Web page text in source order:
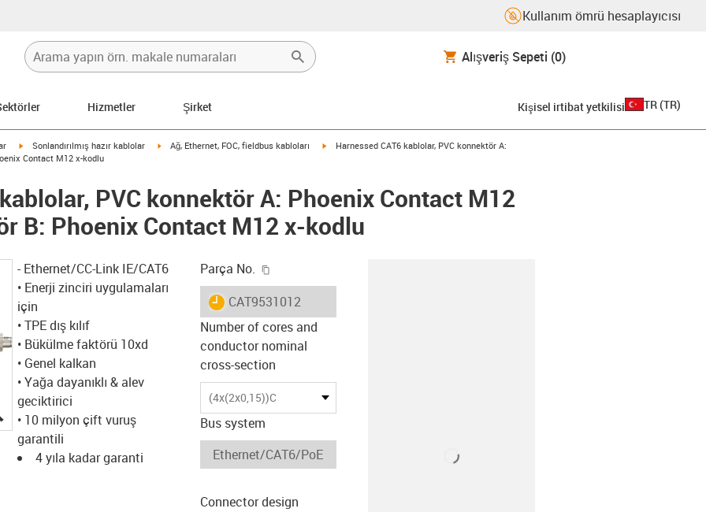
Kullanım ömrü hesaplayıcısı
Alışveriş Sepeti (0)
Hizmetler Şirket Kişisel irtibat yetkilisi TR (TR)
igus-icon-arrow-right
Sonlandırılmış hazır kablolar igus-icon-arrow-right
Ağ, Ethernet, FOC, fieldbus kabloları igus-icon-arrow-right
Harnessed CAT6 kablolar, PVC konnektör A:
Contact M12 x-kodlu
PVC konnektör A: Phoenix Contact M12
B: Phoenix Contact M12 x-kodlu
igus-icon-lupe
- Ethernet/CC-Link IE/CAT6
• Enerji zinciri uygulamaları
için
• TPE dış kılıf
• Bükülme faktörü 10xd
• Genel kalkan
• Yağa dayanıklı & alev
geciktirici
• 10 milyon çift vuruş
garantili
4 yıla kadar garanti
Parça No.
igus-icon-lieferzeit
CAT9531012
Number of cores and
conductor nominal
cross-section
(4x(2x0,15))C
Bus system
Connector design